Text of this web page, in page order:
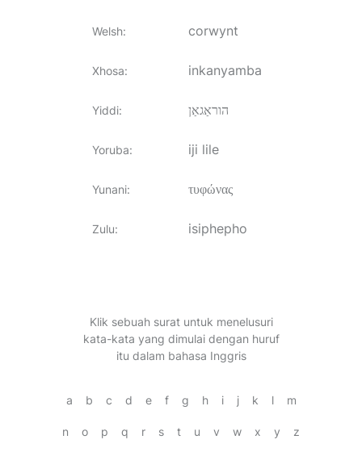
Welsh: corwynt
Xhosa: inkanyamba
Yiddi: הוראַגאַן
Yoruba: iji lile
Yunani: τυφώνας
Zulu: isiphepho
Klik sebuah surat untuk menelusuri
kata-kata yang dimulai dengan huruf
itu dalam bahasa Inggris
a b c d e f g h i j k l m
n o p q r s t u v w x y z